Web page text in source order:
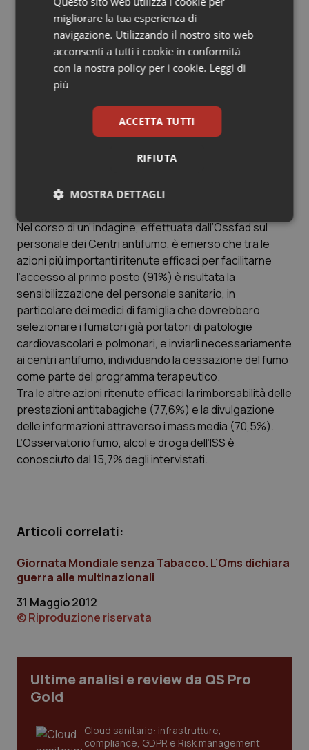
degli ospedali, il 78,2% alla guida, l’81,2% nei cortili delle
scuole, il 91,4% nelle auto alla presenza di minori.
Anche i fumatori si trovano d’accordo con questi divieti,
anche se in percentuali minori.
I centri antifumo
Sono 380 i Centri antifumo sparsi sul territorio
nazionale e distribuiti per il 53,2% al Nord, il 21,8% al
Centro e il 25% al Sud. Il numero di utenti seguiti in un
Secondo i dati dell’indagine Doxa, il 67,1% degli italiani
prende in considerazione come strumenti utili per
Nel corso di un’ indagine, effettuata dall’Ossfad sul
personale dei Centri antifumo, è emerso che tra le
azioni più importanti ritenute efficaci per facilitarne
l’accesso al primo posto (91%) è risultata la
sensibilizzazione del personale sanitario, in
particolare dei medici di famiglia che dovrebbero
selezionare i fumatori già portatori di patologie
cardiovascolari e polmonari, e inviarli necessariamente
ai centri antifumo, individuando la cessazione del fumo
come parte del programma terapeutico.
Tra le altre azioni ritenute efficaci la rimborsabilità delle
prestazioni antitabagiche (77,6%) e la divulgazione
delle informazioni attraverso i mass media (70,5%).
L’Osservatorio fumo, alcol e droga dell’ISS è
conosciuto dal 15,7% degli intervistati.
Articoli correlati:
Giornata Mondiale senza Tabacco. L’Oms dichiara
guerra alle multinazionali
31 Maggio 2012
© Riproduzione riservata
Ultime analisi e review da QS Pro
Gold
Cloud sanitario: infrastrutture,
compliance, GDPR e Risk management
migliorare la tua esperienza di
navigazione. Utilizzando il nostro sito web
acconsenti a tutti i cookie in conformità
con la nostra policy per i cookie. Leggi di
più
ACCETTA TUTTI
RIFIUTA
MOSTRA DETTAGLI
Necessari Statistici Marketing
Necessari Statistici Marketing
I cookie necessari contribuiscono a rendere fruibile il
sito web abilitandone funzionalità di base quali la
navigazione sulle pagine e l'accesso alle aree
protette del sito. Il sito web non è in grado di
funzionare correttamente senza questi cookie.
Nome
Fornitore/Dominio
VISITOR_PRIVACY_METADATA
YouTube
.youtube.com
CookieScriptConsent
CookieScript
5